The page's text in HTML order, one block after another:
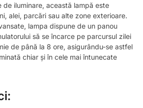
de iluminare, această lampă este
alei, parcări sau alte zone exterioare.
lampa dispune de un panou
să se încarce pe parcursul zilei
de până la 8 ore, asigurându-se astfel
chiar și în cele mai întunecate